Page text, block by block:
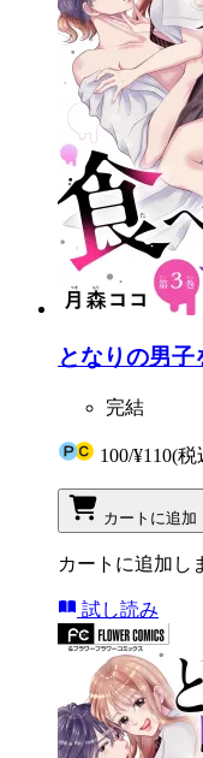
となりの男
完結
100/¥110(税
カートに追加
カートに追加し
試し読み